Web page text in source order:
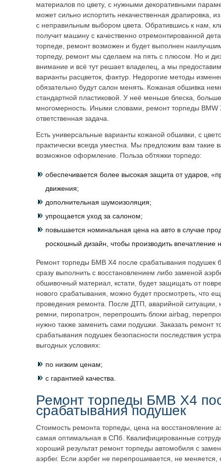
материалов по цвету, с нужными декоративными
может сильно испортить некачественная драпировка,
с неправильным выбором цвета. Обратившись к нам,
получит машину с качественно отремонтированной
торпеде, ремонт возможен и будет выполнен
торпеду, ремонт мы сделаем на пять с плюсом. Но и
внимание и всё тут решает владелец, а мы
варианты расцветок, фактур. Недорогие методы
обязательно будут салон менять. Кожаная обшивка
стандартной пластиковой. У неё меньше блеска,
многомерность. Иными словами, ремонт торпеды BMW
ответственная задача.
Есть универсальные варианты кожаной обшивки, с
практически всегда уместна. Мы предложим вам такие
возможное оформление. Польза обтяжки торпедо:
обеспечивается более высокая защита от ударов,
движения;
дополнительная шумоизоляция;
упрощается уход за салоном;
повышается номинальная цена на авто в случае
роскошный дизайн, чтобы производить впечатление
Ремонт торпеды БМВ X4 после срабатывания подушек
сразу выполнить с восстановлением либо заменой
обшивочный материал, кстати, будет защищать от
нового срабатывания, можно будет просмотреть, что
проведения ремонта. После ДТП, аварийной ситуации,
ремни, пиропатрон, перепрошить блоки airbag,
нужно также заменить сами подушки. Заказать ремонт
срабатывания подушек безопасности последствия
выгодных условиях:
по низким ценам;
с гарантией качества.
Ремонт торпеды БМВ X4
срабатывания подушек
Стоимость ремонта торпеды, цена на восстановление
самая оптимальная в СПб. Квалифицированные
хороший результат ремонт торпеды автомобиля с
аэрбег. Если аэрбег не перепрошивается, не меняется,